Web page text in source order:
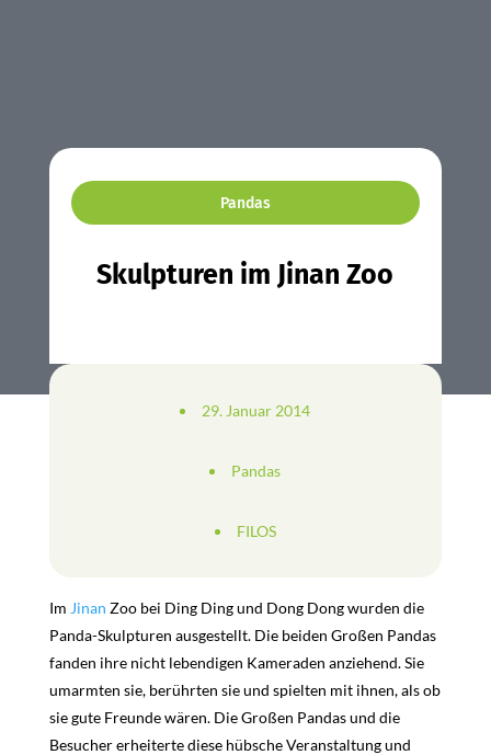
Pandas
Skulpturen im Jinan Zoo
29. Januar 2014
Pandas
FILOS
Im Jinan Zoo bei Ding Ding und Dong Dong wurden die
Panda-Skulpturen ausgestellt. Die beiden Großen Pandas
fanden ihre nicht lebendigen Kameraden anziehend. Sie
umarmten sie, berührten sie und spielten mit ihnen, als ob
sie gute Freunde wären. Die Großen Pandas und die
Besucher erheiterte diese hübsche Veranstaltung und